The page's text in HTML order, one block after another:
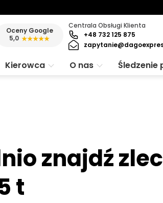
Oceny Google
5,0 ★★★★★
Centrala Obsługi Klienta
+48 732 125 875
Kierowca O nas Śledzenie
znajdź
t